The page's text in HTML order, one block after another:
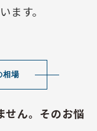
ます。
相場
せん。そのお悩